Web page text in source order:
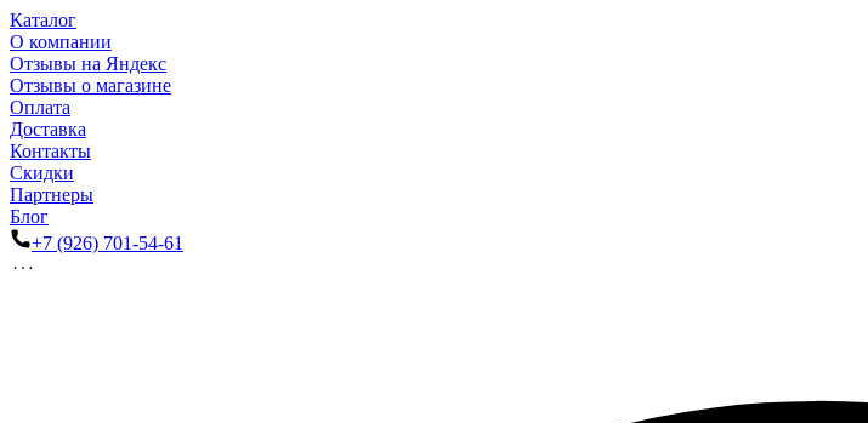
Каталог
О компании
Отзывы на Яндекс
Отзывы о магазине
Оплата
Доставка
Контакты
Скидки
Партнеры
Блог
+7 (926) 701-54-61